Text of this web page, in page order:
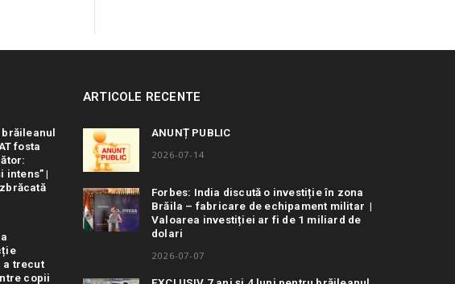
brăileanul
fosta
intens” |
a trecut
copii
ARTICOLE RECENTE
ANUNȚ PUBLIC
2026-07-14
Forbes: India discută o investiție în zona
Brăila – fabricare de echipament militar |
Valoarea investiției ar fi de 1 miliard de
dolari
2026-07-07